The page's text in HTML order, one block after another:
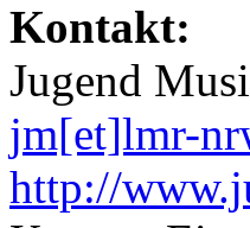
Kontakt:
Jugend
jm[et]lmr-
http://